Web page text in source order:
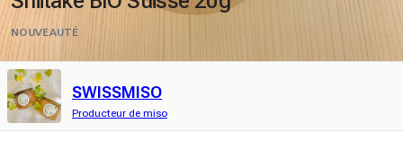
NOUVEAUTÉ
SWISSMISO
Producteur de miso